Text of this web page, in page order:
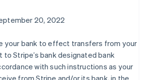
20, 2022
your bank to effect transfers from your
to Stripe’s bank designated bank
with such instructions as your
from Stripe and/or its bank, in the